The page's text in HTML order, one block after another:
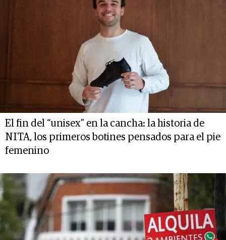
El fin del “unisex” en la cancha: la historia de
NITA, los primeros botines pensados para el pie
femenino